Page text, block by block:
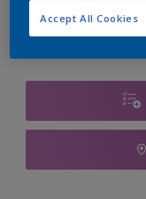
Accept All Cookies